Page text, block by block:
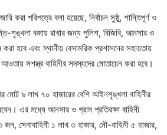
করা পরিপত্রে বলা হয়েছে, নির্বাচন সুষ্ঠু, শান্তিপূর্ণ ও
শৃঙ্খলা বজায় রাখার জন্য পুলিশ, বিজিবি, আনসার ও
করা হবে এবং স্থানীয় বেসামরিক প্রশাসনের সহায়তায়
সশস্ত্র বাহিনীর সদস্যদের মোতায়েন করা হবে।
মোট ৯ লাখ ৭০ হাজারের বেশি আইনশৃঙ্খলা বাহিনীর
এর মধ্যে আনসার ও গ্রাম প্রতিরক্ষা বাহিনী
সেনাবাহিনী ১ লাখ ৩ হাজার, নৌ-বাহিনী ৫ হাজার,